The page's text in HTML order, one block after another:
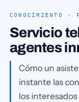
CONOCIMIENTO ·
Servicio
agentes
Cómo un
instante las
los